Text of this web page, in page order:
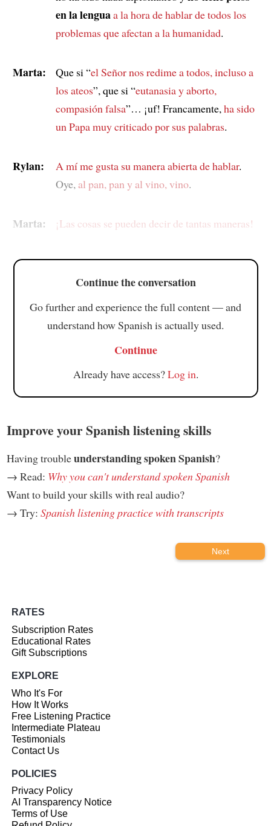
en la lenguaa la hora de hablar detodos los
problemas que afectan a la humanidad.
Marta: Que si “el Señor nos redime a todos, incluso a
los ateos”, que si “eutanasia y aborto,
compasión falsa”… ¡uf! Francamente, ha sido
un Papa muy criticado por sus palabras.
Rylan: A mí me gusta su manera abierta de hablar.
Oye, al pan, pan y al vino, vino.
Marta: ¡Las cosas se pueden decir de tantas maneras!
Continue the conversation
Go further and experience the full content — and
understand how Spanish is actually used.
Continue
Already have access?Log in.
Improve your Spanish listening skills
Having troubleunderstanding spoken Spanish?
→ Read: Why you can't understand spoken Spanish
Want to build your skills with real audio?
→ Try: Spanish listening practice with transcripts
Next
RATES
Subscription Rates
Educational Rates
Gift Subscriptions
EXPLORE
Who It's For
How It Works
Free Listening Practice
Intermediate Plateau
Testimonials
Contact Us
POLICIES
Privacy Policy
AI Transparency Notice
Terms of Use